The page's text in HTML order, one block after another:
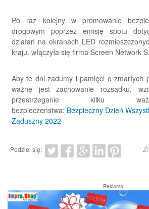
Po raz kolejny w promowanie
drogowym poprzez emisję spotu
działań na ekranach LED
kraju. włączyła się firma Screen Network
Aby te dni zadumy i pamięci o zmarłych
ważne jest zachowanie rozsądku,
przestrzeganie kilku
bezpieczeństwa: Bezpieczny Dzień
Zaduszny 2022
Podziel się:
Reklama